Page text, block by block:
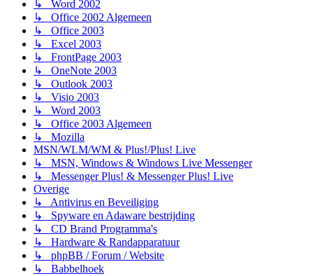
↳ Word 2002
↳ Office 2002 Algemeen
↳ Office 2003
↳ Excel 2003
↳ FrontPage 2003
↳ OneNote 2003
↳ Outlook 2003
↳ Visio 2003
↳ Word 2003
↳ Office 2003 Algemeen
↳ Mozilla
MSN/WLM/WM & Plus!/Plus! Live
↳ MSN, Windows & Windows Live Messenger
↳ Messenger Plus! & Messenger Plus! Live
Overige
↳ Antivirus en Beveiliging
↳ Spyware en Adaware bestrijding
↳ CD Brand Programma's
↳ Hardware & Randapparatuur
↳ phpBB / Forum / Website
↳ Babbelhoek